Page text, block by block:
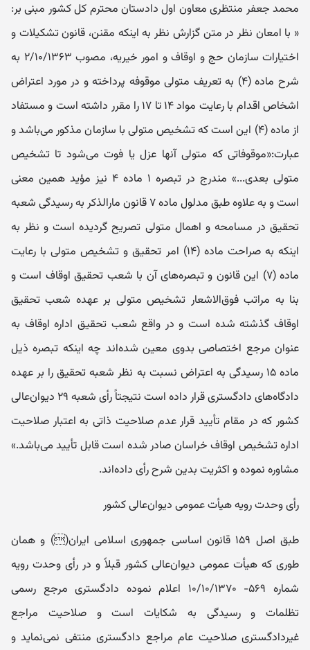
محمد جعفر منتظری معاون اول دادستان محترم کل کشور مبنی بر:
« با امعان نظر در متن گزارش نظر به اینکه مقنن، قانون تشکیلات و
اختیارات سازمان حج و اوقاف و امور خیریه، مصوب ۲/۱۰/۱۳۶۳ به
شرح ماده (۴) به تعریف متولی موقوفه پرداخته و در مورد اعتراض
اشخاص اقدام با رعایت مواد ۱۴ تا ۱۷ را مقرر داشته است و مستفاد
از ماده (۴) این است که تشخیص متولی با سازمان مذکور می‌باشد و
عبارت:«موقوفاتی که متولی آنها عزل یا فوت می‌شود تا تشخیص
متولی بعدی...» مندرج در تبصره ۱ ماده ۴ نیز مؤید همین معنی
است و به علاوه طبق مدلول ماده ۷ قانون مارالذکر به رسیدگی شعبه
تحقیق در مسامحه و اهمال متولی تصریح گردیده است و نظر به
اینکه به صراحت ماده (۱۴) امر تحقیق و تشخیص متولی با رعایت
ماده (۷) این قانون و تبصره‌های آن با شعب تحقیق اوقاف است و
بنا به مراتب فوق‌الاشعار تشخیص متولی بر عهده شعب تحقیق
اوقاف گذشته شده است و در واقع شعب تحقیق اداره اوقاف به
عنوان مرجع اختصاصی بدوی معین شده‌اند چه اینکه تبصره ذیل
ماده ۱۵ رسیدگی به اعتراض نسبت به نظر شعبه تحقیق را بر عهده
دادگاه‌های دادگستری قرار داده است نتیجتاً رأی شعبه ۲۹ دیوان‌عالی
کشور که در مقام تأیید قرار عدم صلاحیت ذاتی به اعتبار صلاحیت
اداره تشخیص اوقاف خراسان صادر شده است قابل تأیید می‌باشد.»
مشاوره نموده و اکثریت بدین شرح رأی داده‌اند.
رأی وحدت رویه هیأت عمومی دیوان‌عالی کشور
طبق اصل ۱۵۹ قانون اساسی جمهوری اسلامی ایران() و همان
طوری که هیأت عمومی دیوان‌عالی کشور قبلاً و در رأی وحدت رویه
شماره ۵۶۹- ۱۰/۱۰/۱۳۷۰ اعلام نموده دادگستری مرجع رسمی
تظلمات و رسیدگی به شکایات است و صلاحیت مراجع
غیردادگستری صلاحیت عام مراجع دادگستری منتفی نمی‌نماید و